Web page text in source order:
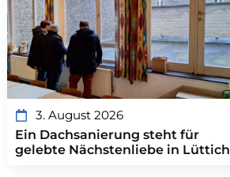
3. August 2026
Ein Dachsanierung steht für
gelebte Nächstenliebe in Lüttich